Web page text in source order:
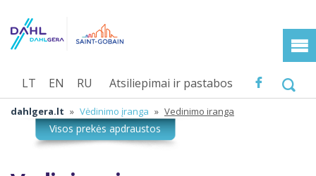
Atsiliepimai ir pastabos
LT EN RU
dahlgera.lt » Vėdinimo įranga » Vedinimo iranga